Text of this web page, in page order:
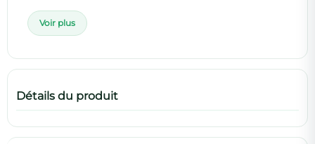
Voir plus
Détails du produit